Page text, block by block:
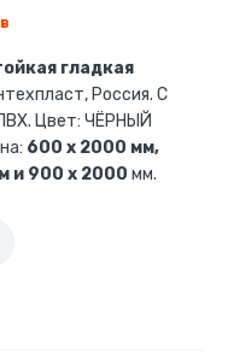
гладкая
Россия. С
Цвет: ЧЁРНЫЙ
600 x 2000 мм,
и 900 x 2000 мм.